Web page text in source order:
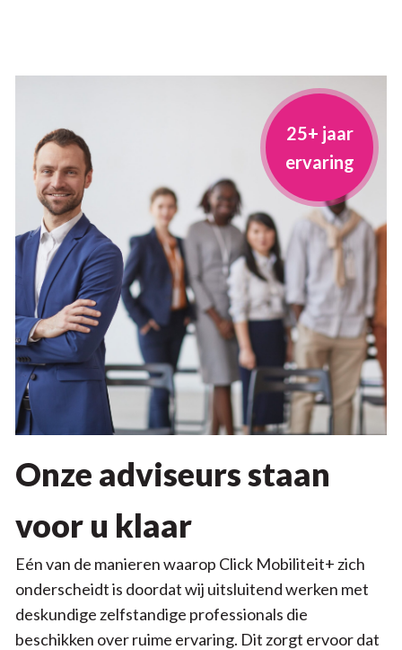
Onze adviseurs staan
voor u klaar
Eén van de manieren waarop Click Mobiliteit+ zich
onderscheidt is doordat wij uitsluitend werken met
deskundige zelfstandige professionals die
beschikken over ruime ervaring. Dit zorgt ervoor dat
25+ jaar
ervaring